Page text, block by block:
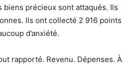
biens précieux sont attaqués. Ils
Ils ont collecté 2 916 points
d’anxiété.
rapporté. Revenu. Dépenses. À